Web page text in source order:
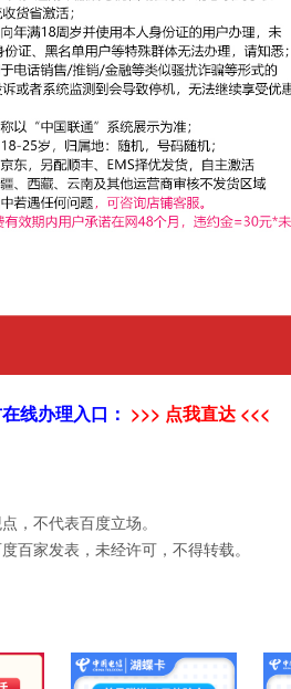
线办理入口： >>> 点我直达 <<<
，不代表百度立场。
百家发表，未经许可，不得转载。